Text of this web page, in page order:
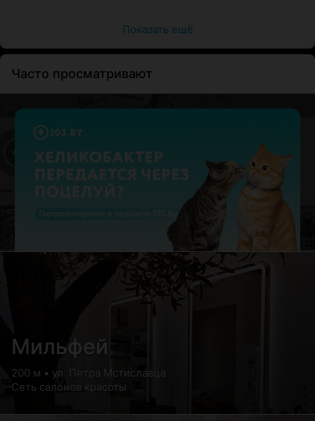
Показать ещё
Часто просматривают
Мильфей
200 м • ул. Петра Мстиславца
Сеть салонов красоты